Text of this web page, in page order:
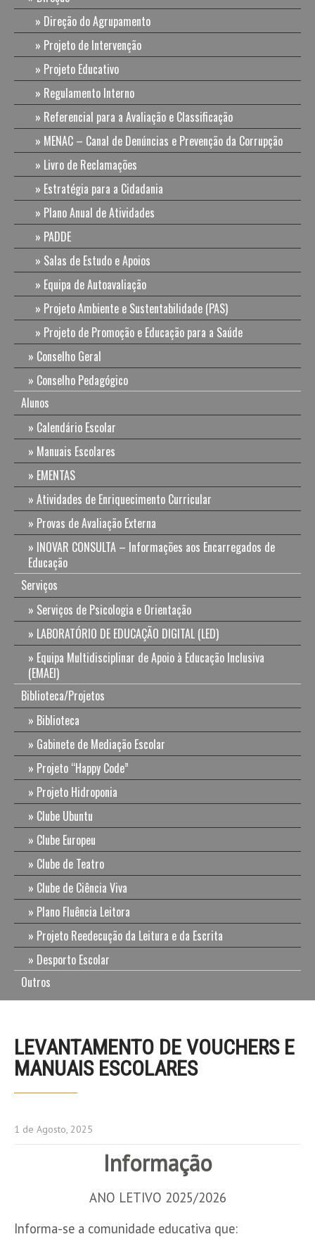
Direção do Agrupamento
Projeto de Intervenção
Projeto Educativo
Regulamento Interno
Referencial para a Avaliação e Classificação
MENAC – Canal de Denúncias e Prevenção da Corrupção
Livro de Reclamações
Estratégia para a Cidadania
Plano Anual de Atividades
PADDE
Salas de Estudo e Apoios
Equipa de Autoavaliação
Projeto Ambiente e Sustentabilidade (PAS)
Projeto de Promoção e Educação para a Saúde
Conselho Geral
Conselho Pedagógico
Alunos
Calendário Escolar
Manuais Escolares
EMENTAS
Atividades de Enriquecimento Curricular
Provas de Avaliação Externa
INOVAR CONSULTA – Informações aos Encarregados de
Educação
Serviços
Serviços de Psicologia e Orientação
LABORATÓRIO DE EDUCAÇÃO DIGITAL (LED)
Equipa Multidisciplinar de Apoio à Educação Inclusiva
(EMAEI)
Biblioteca/Projetos
Biblioteca
Gabinete de Mediação Escolar
Projeto “Happy Code”
Projeto Hidroponia
Clube Ubuntu
Clube Europeu
Clube de Teatro
Clube de Ciência Viva
Plano Fluência Leitora
Projeto Reedecução da Leitura e da Escrita
Desporto Escolar
Outros
LEVANTAMENTO DE VOUCHERS E
MANUAIS ESCOLARES
1 de Agosto, 2025
Informação
ANO LETIVO 2025/2026
Informa-se a comunidade educativa que: